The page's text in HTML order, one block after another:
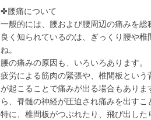
✤腰痛について
一般的には、腰および腰周辺の痛みを
良く知られているのは、ぎっくり腰や
ね。
腰の痛みの原因も、いろいろあります。
疲労による筋肉の緊張や、椎間板とい
が起こることで痛みが出る場合もあり
ら、脊髄の神経が圧迫され痛みを出すこ
特に、椎間板がつぶれたり、飛び出し